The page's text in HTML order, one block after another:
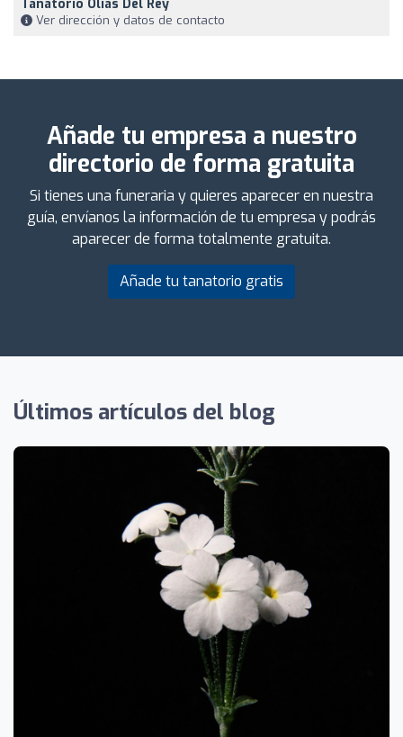
Tanatorio Olías Del Rey
Ver dirección y datos de contacto
Añade tu empresa a nuestro
directorio de forma gratuita
Si tienes una funeraria y quieres aparecer en nuestra
guía, envíanos la información de tu empresa y podrás
aparecer de forma totalmente gratuita.
Añade tu tanatorio gratis
Últimos artículos del blog